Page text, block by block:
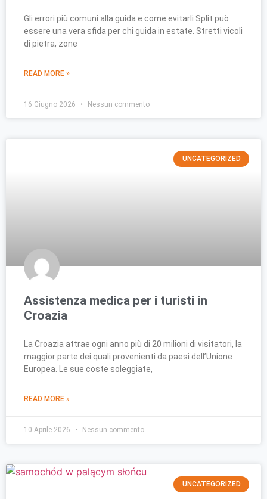
Gli errori più comuni alla guida e come evitarli Split può
essere una vera sfida per chi guida in estate. Stretti vicoli
di pietra, zone
READ MORE »
16 Giugno 2026 Nessun commento
UNCATEGORIZED
Assistenza medica per i turisti in
Croazia
La Croazia attrae ogni anno più di 20 milioni di visitatori, la
maggior parte dei quali provenienti da paesi dell’Unione
Europea. Le sue coste soleggiate,
READ MORE »
10 Aprile 2026 Nessun commento
UNCATEGORIZED